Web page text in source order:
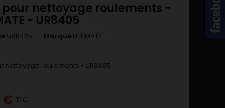
pour nettoyage roulements -
- UR8405
UR8405 Marque ULTIMATE
nettoyage roulements - UR8405
€ TTC